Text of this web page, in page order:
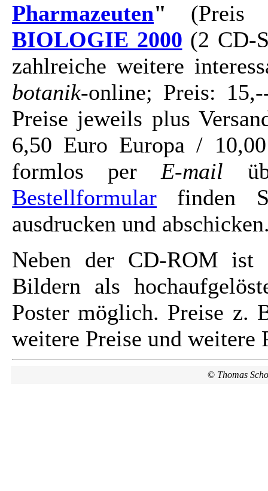
Pharmazeuten" (Preis
BIOLOGIE 2000 (2 CD-
zahlreiche weitere
botanik-online; Preis:
Preise jeweils plus
6,50 Euro Europa /
formlos perE-mail
Bestellformular finden
ausdrucken und
Neben der CD-ROM ist
Bildern als
Poster möglich. Preise z.
weitere Preise und weitere
© Thomas